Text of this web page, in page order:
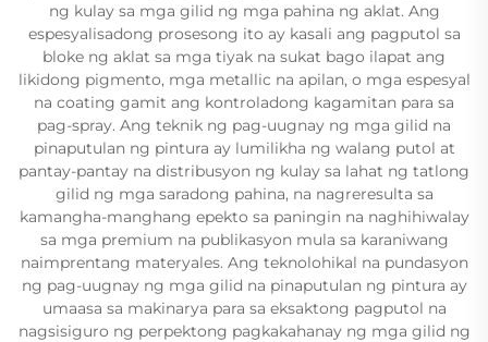
ng kulay sa mga gilid ng mga pahina ng aklat. Ang
espesyalisadong prosesong ito ay kasali ang pagputol sa
bloke ng aklat sa mga tiyak na sukat bago ilapat ang
likidong pigmento, mga metallic na apilan, o mga espesyal
na coating gamit ang kontroladong kagamitan para sa
pag-spray. Ang teknik ng pag-uugnay ng mga gilid na
pinaputulan ng pintura ay lumilikha ng walang putol at
pantay-pantay na distribusyon ng kulay sa lahat ng tatlong
gilid ng mga saradong pahina, na nagreresulta sa
kamangha-manghang epekto sa paningin na naghihiwalay
sa mga premium na publikasyon mula sa karaniwang
naimprentang materyales. Ang teknolohikal na pundasyon
ng pag-uugnay ng mga gilid na pinaputulan ng pintura ay
umaasa sa makinarya para sa eksaktong pagputol na
nagsisiguro ng perpektong pagkakahanay ng mga gilid ng